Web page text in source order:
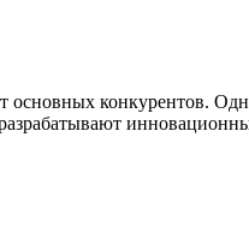
основных конкурентов.